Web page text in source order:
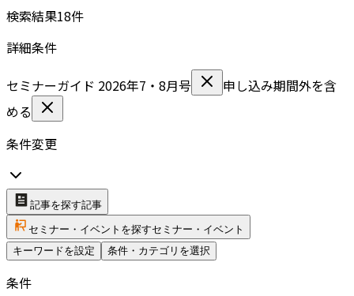
検索結果18件
詳細条件
セミナーガイド 2026年7・8月号
申し込み期間外を含
める
条件変更
記事を探す記事
セミナー・イベントを探すセミナー・イベント
キーワードを設定
条件・カテゴリを選択
条件